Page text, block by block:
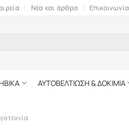
Νέα και άρθρα Επικοινωνία
ΑΥΤΟΒΕΛΤΙΩΣΗ & ΔΟΚΙΜΙΑ